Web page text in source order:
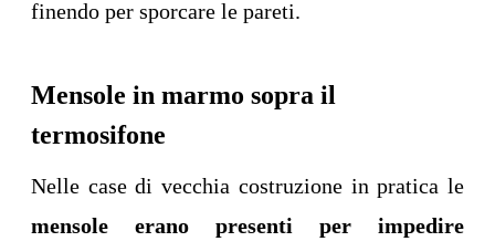
finendo per sporcare le pareti.
Mensole in marmo sopra il
termosifone
Nelle case di vecchia costruzione in pratica le
mensole erano presenti per impedire